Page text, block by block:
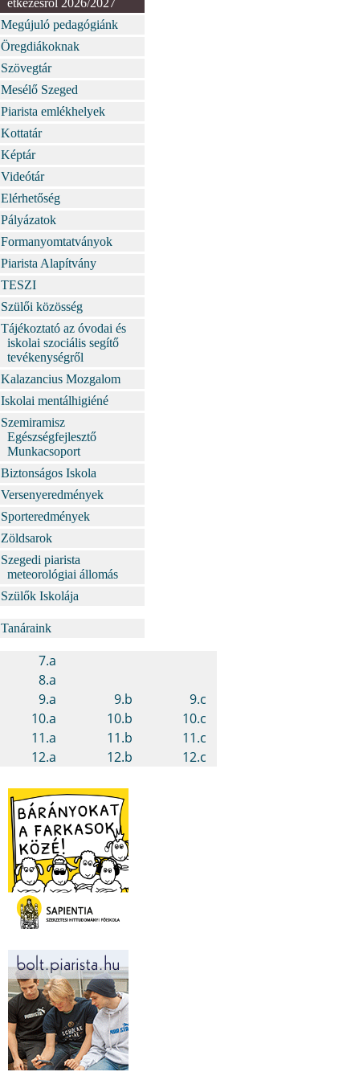
étkezésről 2026/2027
Megújuló pedagógiánk
Öregdiákoknak
Szövegtár
Mesélő Szeged
Piarista emlékhelyek
Kottatár
Képtár
Videótár
Elérhetőség
Pályázatok
Formanyomtatványok
Piarista Alapítvány
TESZI
Szülői közösség
Tájékoztató az óvodai és
iskolai szociális segítő
tevékenységről
Kalazancius Mozgalom
Iskolai mentálhigiéné
Szemiramisz
Egészségfejlesztő
Munkacsoport
Biztonságos Iskola
Versenyeredmények
Sporteredmények
Zöldsarok
Szegedi piarista
meteorológiai állomás
Szülők Iskolája
Tanáraink